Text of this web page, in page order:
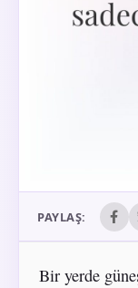
PAYLAŞ:
Bir yerde